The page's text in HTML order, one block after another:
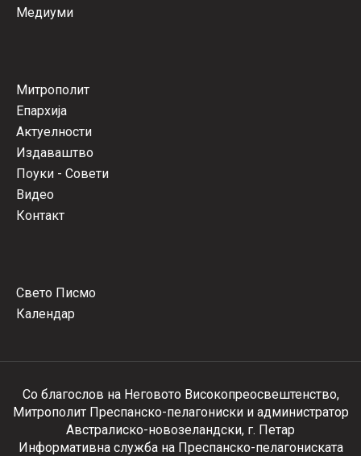
Медиуми
Митрополит
Епархија
Актуелности
Издаваштво
Поуки - Совети
Видео
Контакт
Свето Писмо
Календар
Со благослов на Неговото Високопреосвештенство,
Митрополит Преспанско-пелагониски и администратор
Австралиско-новозеландски, г. Петар
Информативна служба на Преспанско-пелагониската